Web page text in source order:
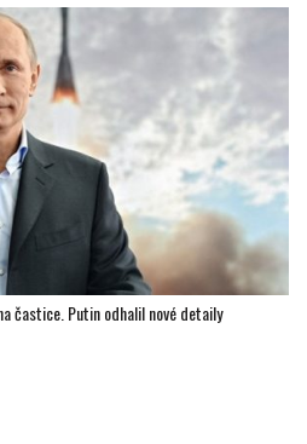
častice. Putin odhalil nové detaily